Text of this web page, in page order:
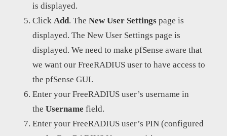
is displayed.
Click Add. The New User Settings page is
displayed. The New User Settings page is
displayed. We need to make pfSense aware that
we want our FreeRADIUS user to have access to
the pfSense GUI.
Enter your FreeRADIUS user’s username in
the Username field.
Enter your FreeRADIUS user’s PIN (configured